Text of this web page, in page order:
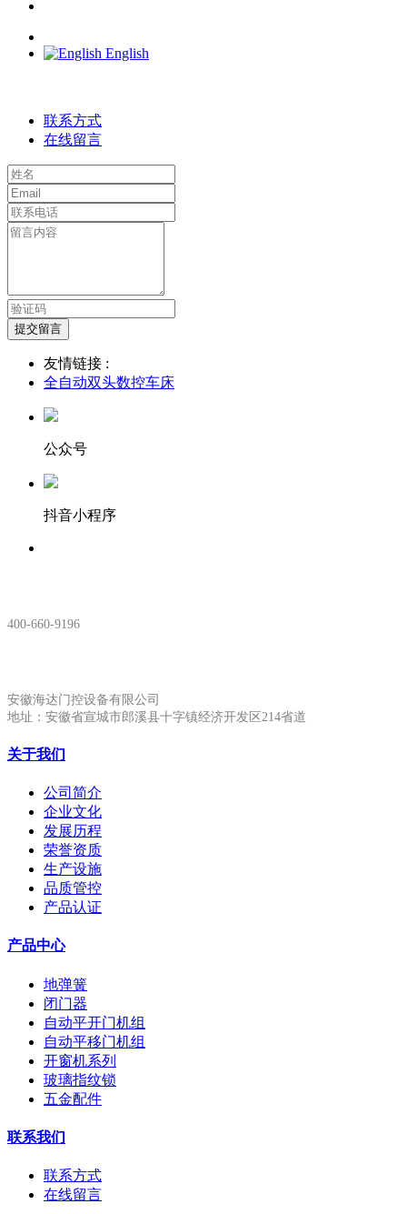
English
联系方式
在线留言
提交留言
友情链接 :
全自动双头数控车床
公众号
抖音小程序
400-660-9196
安徽海达门控设备有限公司
地址：安徽省宣城市郎溪县十字镇经济开发区214省道
关于我们
公司简介
企业文化
发展历程
荣誉资质
生产设施
品质管控
产品认证
产品中心
地弹簧
闭门器
自动平开门机组
自动平移门机组
开窗机系列
玻璃指纹锁
五金配件
联系我们
联系方式
在线留言